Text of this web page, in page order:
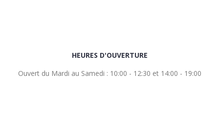
HEURES D'OUVERTURE
Ouvert du Mardi au Samedi : 10:00 - 12:30 et 14:00 - 19:00